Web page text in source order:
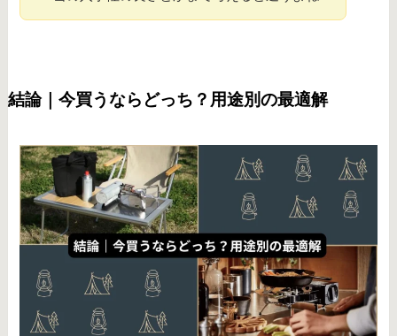
結論｜今買うならどっち？用途別の最適解